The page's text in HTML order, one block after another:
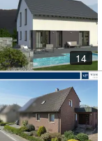
14